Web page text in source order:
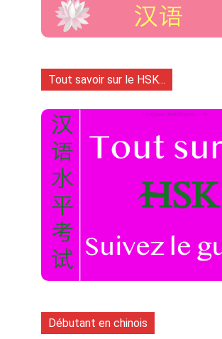
Tout savoir sur le HSK...
Débutant en chinois